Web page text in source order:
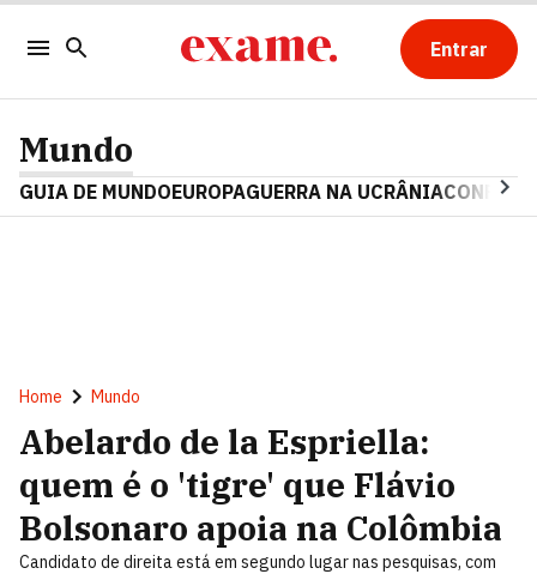
Entrar
Mundo
GUIA DE MUNDOEUROPAGUERRA NA UCRÂNIA
Home Mundo
Abelardo de la Espriella:
quem é o 'tigre' que Flávio
Bolsonaro apoia na Colômbia
Candidato de direita está em segundo lugar nas pesquisas, com